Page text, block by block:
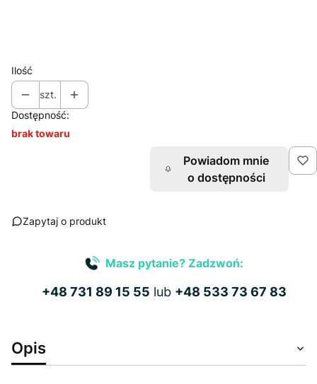
Ilość
szt.
Dostępność:
brak towaru
Powiadom mnie
o dostępności
Zapytaj o produkt
Masz pytanie? Zadzwoń:
+48 731 89 15 55 lub +48 533 73 67 83
Opis